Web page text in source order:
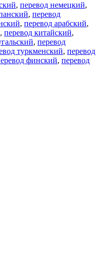
, перевод немецкий,
, перевод
, перевод арабский,
, перевод китайский,
, перевод
туркменский, перевод
финский, перевод